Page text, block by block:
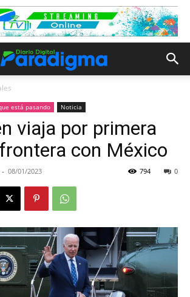
está pasando Noticia
viaja por primera
con México
- 08/01/2023 0
794